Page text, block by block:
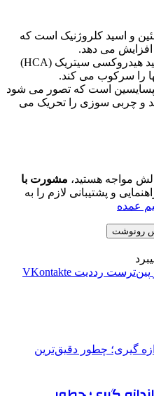
و اسید کلروژنیک است که
می دهد.
حاوی اسید هیدروکسی سیتریک (HCA)
را سرکوب می کند.
است که تصور می شود
و چربی سوزی را تحریک می
مواجه هستید، مشورت با
و پشتیبانی لازم را به
عمده
رونوشت
‫پین‌ترست ‫رددیت ‫VKontakte